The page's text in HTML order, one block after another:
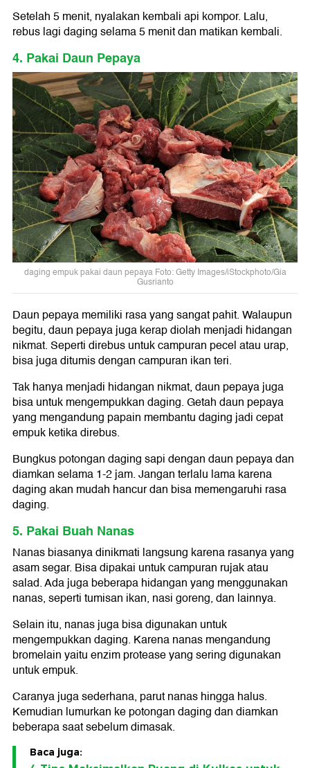
Setelah 5 menit, nyalakan kembali api kompor. Lalu,
rebus lagi daging selama 5 menit dan matikan kembali.
4. Pakai Daun Pepaya
daging empuk pakai daun pepaya Foto: Getty Images/iStockphoto/Gia
Gusrianto
Daun pepaya memiliki rasa yang sangat pahit. Walaupun
begitu, daun pepaya juga kerap diolah menjadi hidangan
nikmat. Seperti direbus untuk campuran pecel atau urap,
bisa juga ditumis dengan campuran ikan teri.
Tak hanya menjadi hidangan nikmat, daun pepaya juga
bisa untuk mengempukkan daging. Getah daun pepaya
yang mengandung papain membantu daging jadi cepat
empuk ketika direbus.
Bungkus potongan daging sapi dengan daun pepaya dan
diamkan selama 1-2 jam. Jangan terlalu lama karena
daging akan mudah hancur dan bisa memengaruhi rasa
daging.
5. Pakai Buah Nanas
Nanas biasanya dinikmati langsung karena rasanya yang
asam segar. Bisa dipakai untuk campuran rujak atau
salad. Ada juga beberapa hidangan yang menggunakan
nanas, seperti tumisan ikan, nasi goreng, dan lainnya.
Selain itu, nanas juga bisa digunakan untuk
mengempukkan daging. Karena nanas mengandung
bromelain yaitu enzim protease yang sering digunakan
untuk empuk.
Caranya juga sederhana, parut nanas hingga halus.
Kemudian lumurkan ke potongan daging dan diamkan
beberapa saat sebelum dimasak.
Baca juga: